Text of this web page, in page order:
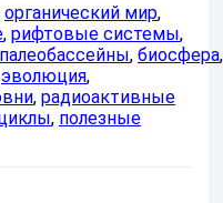
органический мир,
, рифтовые системы,
палеобассейны, биосфера,
эволюция,
, радиоактивные
, полезные